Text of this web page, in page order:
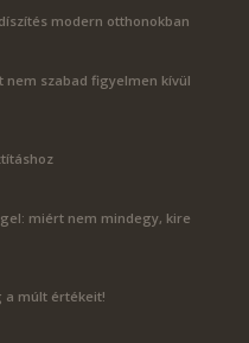
modern otthonokban
nem szabad figyelmen kívül
miért nem mindegy, kire
a múlt értékeit!